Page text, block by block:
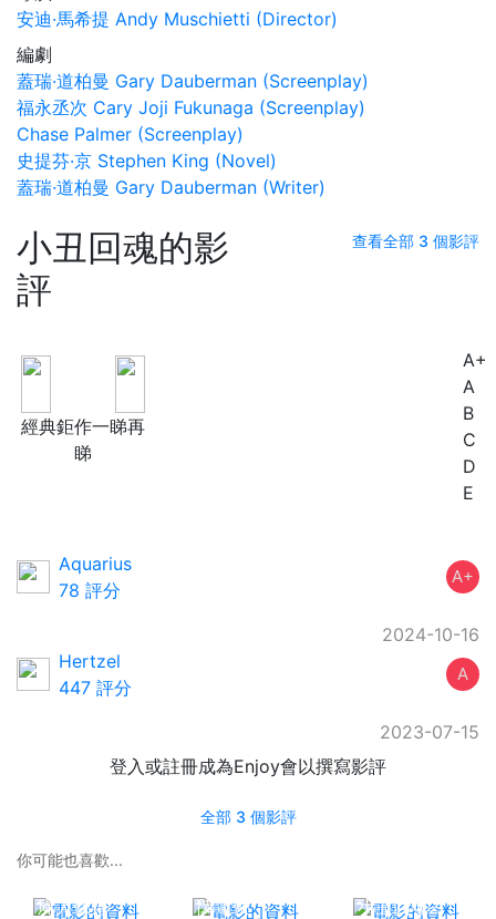
安迪·馬希提 Andy Muschietti (Director)
編劇
蓋瑞·道柏曼 Gary Dauberman (Screenplay)
福永丞次 Cary Joji Fukunaga (Screenplay)
Chase Palmer (Screenplay)
史提芬·京 Stephen King (Novel)
蓋瑞·道柏曼 Gary Dauberman (Writer)
小丑回魂的影
評
查看全部 3 個影評
經典鉅作一睇再
睇
A+
A
B
C
D
E
Aquarius
78 評分
A+
2024-10-16
Hertzel
447 評分
A
2023-07-15
登入或註冊成為Enjoy會以撰寫影評
全部 3 個影評
你可能也喜歡...
屍人保姆 閃電俠 小丑回魂2